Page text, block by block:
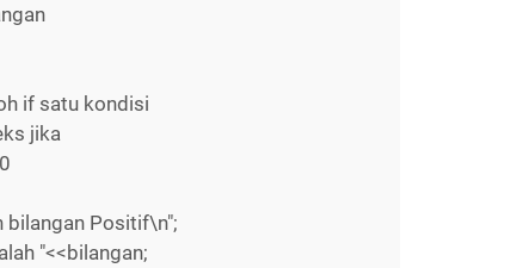
if satu kondisi
jika
Positif\n";
"<<bilangan;